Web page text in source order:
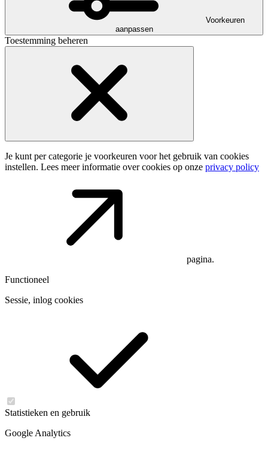
Voorkeuren
aanpassen
Toestemming beheren
Je kunt per categorie je voorkeuren voor het gebruik van cookies
instellen. Lees meer informatie over cookies op onze privacy policy
pagina.
Functioneel
Sessie, inlog cookies
Statistieken en gebruik
Google Analytics